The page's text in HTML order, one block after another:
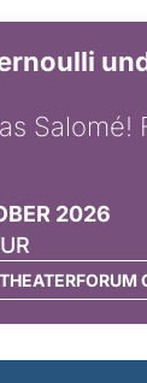
Salomé!
2026
THEATERFORUM